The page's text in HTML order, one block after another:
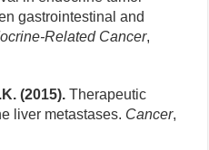
gastrointestinal and
Related Cancer,
(2015).Therapeutic
liver metastases. Cancer,